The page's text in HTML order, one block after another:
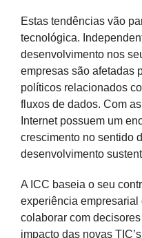
Estas tendências vão
tecnológica.
desenvolvimento nos
empresas são afetadas
políticos relacionados
fluxos de dados. Com
Internet possuem um
crescimento no sentido
desenvolvimento
A ICC baseia o seu
experiência empresarial
colaborar com
impacto das novas